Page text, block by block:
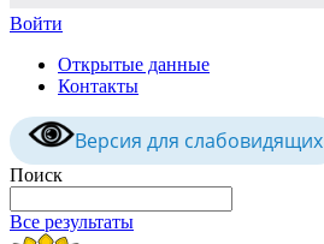
Войти
Открытые данные
Контакты
Версия для слабовидящих
Поиск
Все результаты